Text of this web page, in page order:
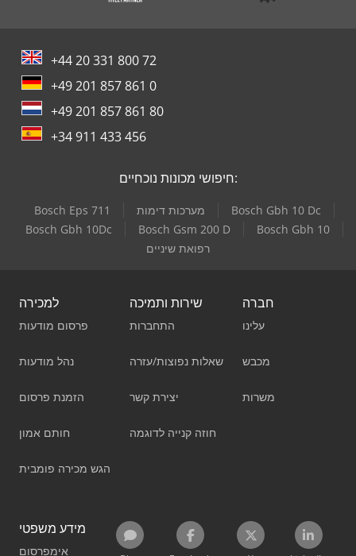
+44 20 331 800 72
+49 201 857 861 0
+49 201 857 861 80
+34 911 433 456
חיפושי מכונות נוכחיים:
Bosch Eps 711 מערכות דימות
Bosch Gbh 10 Dc
Bosch Gbh 10Dc
Bosch Gsm 200 D
Bosch Gbh 10
רפואת שיניים
למכירה
פרסום מודעות
נהל מודעות
הזמנת פרסום
חותם אמון
הגש מכירה פומבית
שירות ותמיכה
התחברות
שאלות נפוצות/עזרה
יצירת קשר
חוזה קנייה לדוגמה
חברה
עלינו
מכבש
משרות
מידע משפטי
אימפרסום